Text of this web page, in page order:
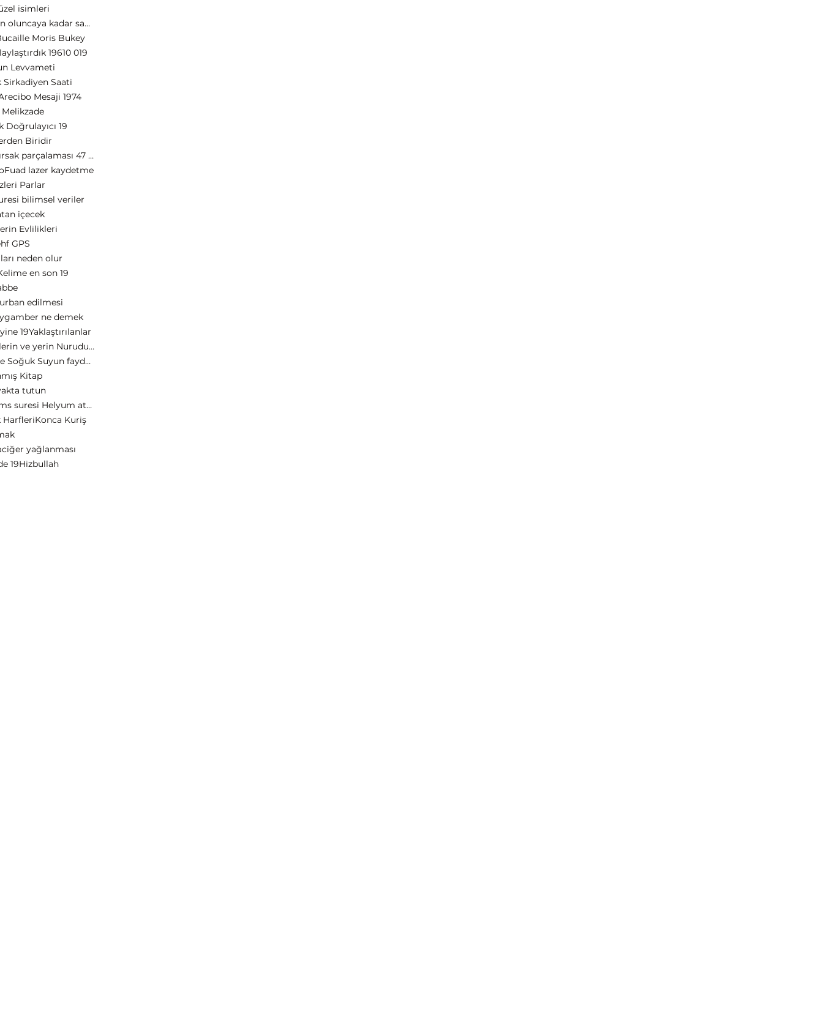
isimleri
Din Allahın oluncaya kadar savaşın ne demek
Moris Bukey
19610 019
Levvameti
Sirkadiyen Saati
Mesaji 1974
Doğrulayıcı 19
Biridir
Alkol bağırsak parçalaması 47 15 ayeti
Fuad lazer kaydetme
Parlar
bilimsel veriler
içecek
Evlilikleri
GPS
neden olur
en son 19
edilmesi
ne demek
19Yaklaştırılanlar
Allah goklerin ve yerin Nurudur 19 harf
Yürüme ve Soğuk Suyun faydası
Kitap
tutun
Güneş Şems suresi Helyum atomu
HarfleriKonca Kuriş
yağlanması
19Hizbullah